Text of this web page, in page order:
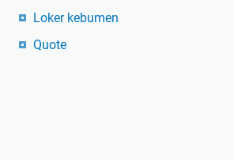
Loker kebumen
Quote